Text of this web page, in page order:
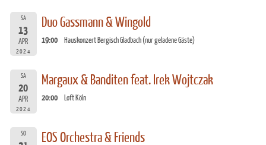
SA
13
APR
2024
Duo Gassmann & Wingold
19:00 Hauskonzert Bergisch Gladbach (nur geladene Gäste)
SA
20
APR
2024
Margaux & Banditen feat. Irek Wojtczak
20:00 Loft Köln
SO EOS Orchestra & Friends